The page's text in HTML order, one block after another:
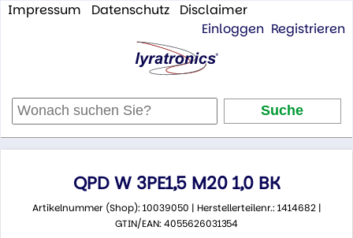
Impressum Datenschutz
Disclaimer
Einloggen Registrieren
QPD W 3PE1,5 M20 1,0 BK
Artikelnummer (Shop): 10039050 | Herstellerteilenr.: 1414682 |
GTIN/EAN: 4055626031354